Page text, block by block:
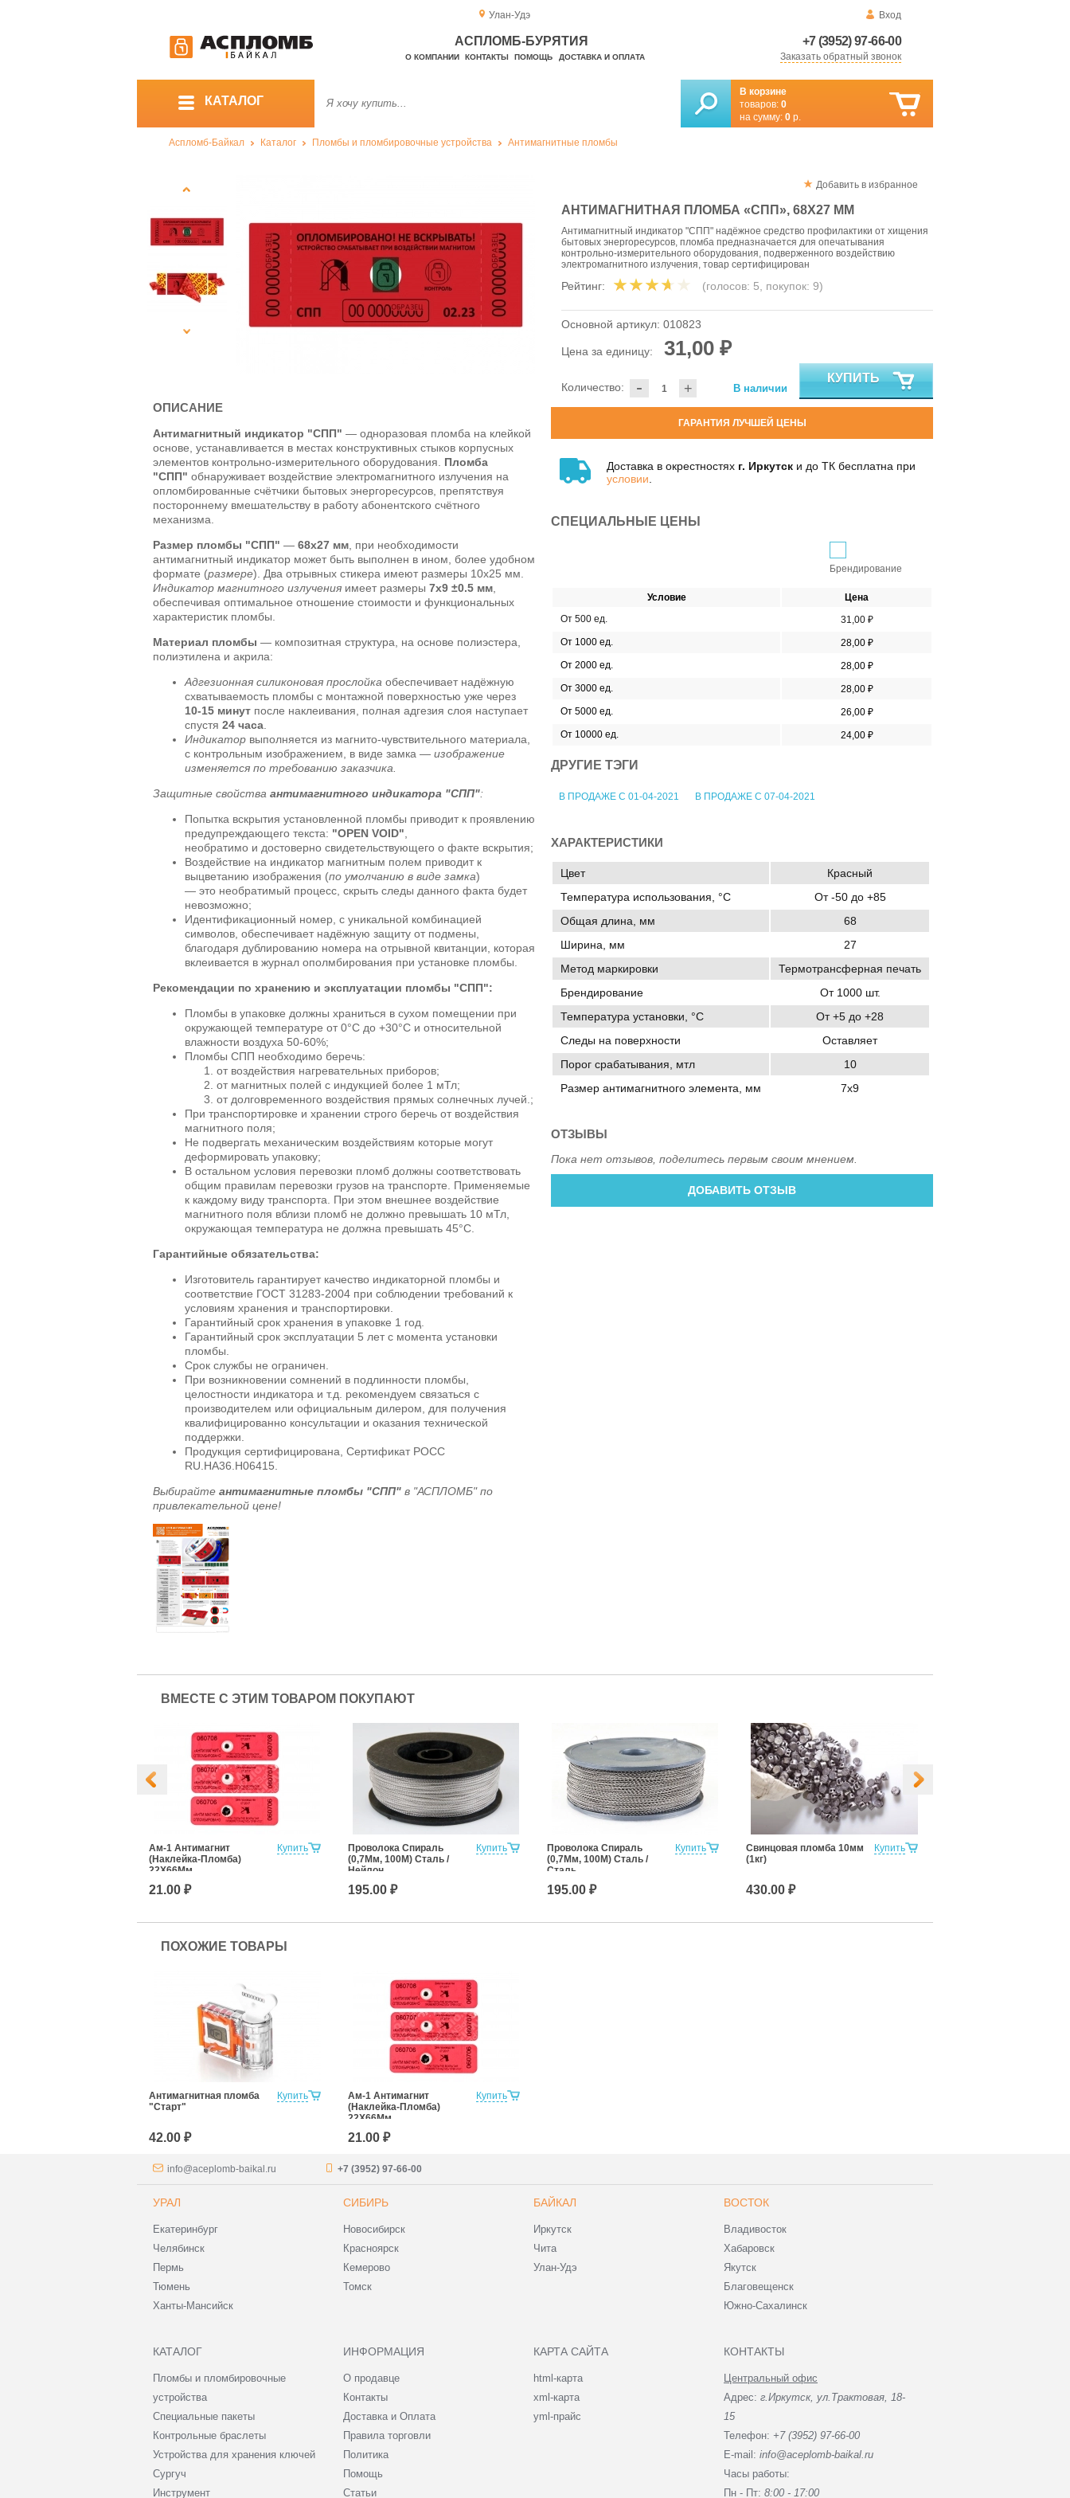
Улан-Удэ Вход
+7 (3952) 97-66-00
Заказать обратный звонок
АСПЛОМБ-БУРЯТИЯ
О КОМПАНИИ КОНТАКТЫ ПОМОЩЬ ДОСТАВКА И ОПЛАТА
КАТАЛОГ
В корзине
товаров: 0
на сумму: 0 р.
Аспломб-Байкал Каталог Пломбы и пломбировочные устройства Антимагнитные пломбы
Добавить в избранное
АНТИМАГНИТНАЯ ПЛОМБА «СПП», 68Х27 ММ
Антимагнитный индикатор "СПП" надёжное средство профилактики от хищения
бытовых энергоресурсов, пломба предназначается для опечатывания
контрольно-измерительного оборудования, подверженного воздействию
электромагнитного излучения, товар сертифицирован
Рейтинг: (голосов: 5, покупок: 9)
Основной артикул: 010823
Цена за единицу: 31,00 ₽
- +
Количество: В наличии
КУПИТЬ
ГАРАНТИЯ ЛУЧШЕЙ ЦЕНЫ
Доставка в окрестностях г. Иркутск и до ТК бесплатна при
условии
СПЕЦИАЛЬНЫЕ ЦЕНЫ
Брендирование
Условие
Цена
От 500 ед.
31,00 ₽
От 1000 ед.
28,00 ₽
От 2000 ед.
28,00 ₽
От 3000 ед.
28,00 ₽
От 5000 ед.
26,00 ₽
От 10000 ед.
24,00 ₽
ДРУГИЕ ТЭГИ
В ПРОДАЖЕ С 01-04-2021 В ПРОДАЖЕ С 07-04-2021
ОПИСАНИЕ
Антимагнитный индикатор "СПП" — одноразовая пломба на клейкой
основе, устанавливается в местах конструктивных стыков корпусных
элементов контрольно-измерительного оборудования. Пломба
"СПП" обнаруживает воздействие электромагнитного излучения на
опломбированные счётчики бытовых энергоресурсов, препятствуя
постороннему вмешательству в работу абонентского счётного
механизма.
Размер пломбы "СПП" — 68х27 мм , при необходимости
антимагнитный индикатор может быть выполнен в ином, более удобном
формате (размере). Два отрывных стикера имеют размеры 10х25 мм.
Индикатор магнитного излучения имеет размеры 7х9 ±0.5 мм
обеспечивая оптимальное отношение стоимости и функциональных
характеристик пломбы.
Материал пломбы — композитная структура, на основе полиэстера,
полиэтилена и акрила:
Адгезионная силиконовая прослойка обеспечивает надёжную
схватываемость пломбы с монтажной поверхностью уже через
10-15 минут после наклеивания, полная адгезия слоя наступает
спустя 24 часа
Индикатор выполняется из магнито-чувствительного материала,
с контрольным изображением, в виде замка — изображение
изменяется по требованию заказчика.
Защитные свойства антимагнитного индикатора "СПП":
Попытка вскрытия установленной пломбы приводит к проявлению
предупреждающего текста: "OPEN VOID"
необратимо и достоверно свидетельствующего о факте вскрытия;
Воздействие на индикатор магнитным полем приводит к
выцветанию изображения (по умолчанию в виде замка)
— это необратимый процесс, скрыть следы данного факта будет
невозможно;
Идентификационный номер, с уникальной комбинацией
символов, обеспечивает надёжную защиту от подмены,
благодаря дублированию номера на отрывной квитанции, которая
вклеивается в журнал ополмбирования при установке пломбы.
Рекомендации по хранению и эксплуатации пломбы "СПП":
Пломбы в упаковке должны храниться в сухом помещении при
окружающей температуре от 0°C до +30°C и относительной
влажности воздуха 50-60%;
Пломбы СПП необходимо беречь:
от воздействия нагревательных приборов;
от магнитных полей с индукцией более 1 мТл;
от долговременного воздействия прямых солнечных лучей.;
При транспортировке и хранении строго беречь от воздействия
магнитного поля;
Не подвергать механическим воздействиям которые могут
деформировать упаковку;
В остальном условия перевозки пломб должны соответствовать
общим правилам перевозки грузов на транспорте. Применяемые
к каждому виду транспорта. При этом внешнее воздействие
магнитного поля вблизи пломб не должно превышать 10 мТл,
окружающая температура не должна превышать 45°C.
Гарантийные обязательства:
Изготовитель гарантирует качество индикаторной пломбы и
соответствие ГОСТ 31283-2004 при соблюдении требований к
условиям хранения и транспортировки.
Гарантийный срок хранения в упаковке 1 год.
Гарантийный срок эксплуатации 5 лет с момента установки
пломбы.
Срок службы не ограничен.
При возникновении сомнений в подлинности пломбы,
целостности индикатора и т.д. рекомендуем связаться с
производителем или официальным дилером, для получения
квалифицированно консультации и оказания технической
поддержки.
Продукция сертифицирована, Сертификат POCC
RU.HA36.H06415.
Выбирайте антимагнитные пломбы "СПП" в "АСПЛОМБ" по
привлекательной цене!
ХАРАКТЕРИСТИКИ
Цвет
Красный
Температура использования, °C
От -50 до +85
Общая длина, мм
68
Ширина, мм
27
Метод маркировки
Термотрансферная печать
Брендирование
От 1000 шт.
Температура установки, °C
От +5 до +28
Следы на поверхности
Оставляет
Порог срабатывания, мтл
10
Размер антимагнитного элемента, мм
7x9
ОТЗЫВЫ
Пока нет отзывов, поделитесь первым своим мнением.
ДОБАВИТЬ ОТЗЫВ
ВМЕСТЕ С ЭТИМ ТОВАРОМ ПОКУПАЮТ
Купить
Ам-1 Антимагнит
(Наклейка-Пломба)
22Х66Мм
21.00 ₽
Купить
Проволока Спираль
(0,7Мм, 100М) Сталь /
Нейлон
195.00 ₽
Купить
Проволока Спираль
(0,7Мм, 100М) Сталь /
Сталь
195.00 ₽
Купить
Свинцовая пломба 10мм
(1кг)
430.00 ₽
ПОХОЖИЕ ТОВАРЫ
Купить
Антимагнитная пломба
"Старт"
42.00 ₽
Купить
Ам-1 Антимагнит
(Наклейка-Пломба)
22Х66Мм
21.00 ₽
info@aceplomb-baikal.ru +7 (3952) 97-66-00
УРАЛ
Екатеринбург
Челябинск
Пермь
Тюмень
Ханты-Мансийск
СИБИРЬ
Новосибирск
Красноярск
Кемерово
Томск
БАЙКАЛ
Иркутск
Чита
Улан-Удэ
ВОСТОК
Владивосток
Хабаровск
Якутск
Благовещенск
Южно-Сахалинск
КАТАЛОГ
Пломбы и пломбировочные
устройства
Специальные пакеты
Контрольные браслеты
Устройства для хранения ключей
Сургуч
Инструмент
ИНФОРМАЦИЯ
О продавце
Контакты
Доставка и Оплата
Правила торговли
Политика
Помощь
Статьи
КАРТА САЙТА
html-карта
xml-карта
yml-прайс
КОНТАКТЫ
Центральный офис
Адрес: г.Иркутск, ул.Трактовая, 18-
15
Телефон: +7 (3952) 97-66-00
E-mail: info@aceplomb-baikal.ru
Часы работы:
Пн - Пт: 8:00 - 17:00